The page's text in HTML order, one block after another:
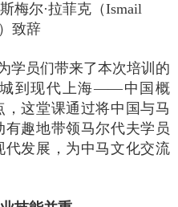
梅尔·拉菲克（Ismail
）致辞
学员们带来了本次培训的
到现代上海——中国概
这堂课通过将中国与马
趣地带领马尔代夫学员
发展，为中马文化交流